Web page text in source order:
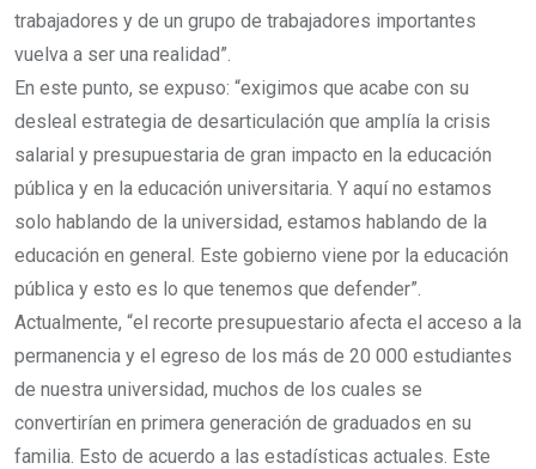
trabajadores y de un grupo de trabajadores importantes
vuelva a ser una realidad”.
En este punto, se expuso: “exigimos que acabe con su
desleal estrategia de desarticulación que amplía la crisis
salarial y presupuestaria de gran impacto en la educación
pública y en la educación universitaria. Y aquí no estamos
solo hablando de la universidad, estamos hablando de la
educación en general. Este gobierno viene por la educación
pública y esto es lo que tenemos que defender”.
Actualmente, “el recorte presupuestario afecta el acceso a la
permanencia y el egreso de los más de 20 000 estudiantes
de nuestra universidad, muchos de los cuales se
convertirían en primera generación de graduados en su
familia. Esto de acuerdo a las estadísticas actuales. Este